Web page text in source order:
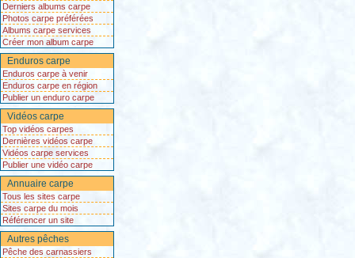
Derniers albums carpe
Photos carpe préférées
Albums carpe services
Créer mon album carpe
Enduros carpe
Enduros carpe à venir
Enduros carpe en région
Publier un enduro carpe
Vidéos carpe
Top vidéos carpes
Dernières vidéos carpe
Vidéos carpe services
Publier une vidéo carpe
Annuaire carpe
Tous les sites carpe
Sites carpe du mois
Référencer un site
Autres pêches
Pêche des carnassiers